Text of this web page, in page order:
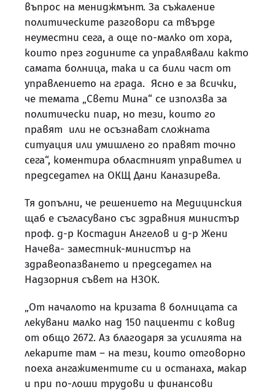
въпрос на мениджмънт. За съжаление
политическите разговори са твърде
неуместни сега, а още по-малко от хора,
които през годините са управлявали както
самата болница, така и са били част от
управлението на града. Ясно е за всички,
че темата „Свети Мина“ се използва за
политически пиар, но тези, които го
правят или не осъзнават сложната
ситуация или умишлено го правят точно
сега“, коментира областният управител и
председател на ОКЩ Дани Каназирева.
Тя допълни, че решението на Медицинския
щаб е съгласувано със здравния министър
проф. д-р Костадин Ангелов и д-р Жени
Начева- заместник-министър на
здравеопазването и председател на
Надзорния съвет на НЗОК.
„От началото на кризата в болницата са
лекувани малко над 150 пациенти с ковид
от общо 2672. Аз благодаря за усилията на
лекарите там – на тези, които отговорно
поеха ангажиментите си и останаха, макар
и при по-лоши трудови и финансови